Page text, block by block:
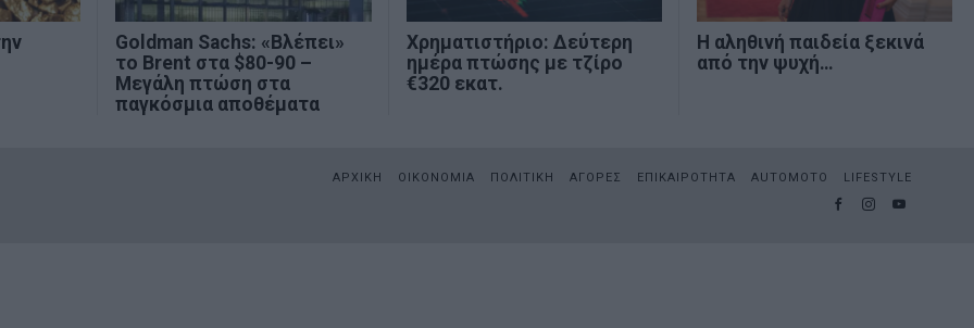
Goldman Sachs: «Βλέπει»
το Brent στα $80-90 –
Μεγάλη πτώση στα
παγκόσμια αποθέματα
Χρηματιστήριο: Δεύτερη
ημέρα πτώσης με τζίρο
€320 εκατ.
Η αληθινή παιδεία ξεκινά
από την ψυχή…
ΑΡΧΙΚΗ ΟΙΚΟΝΟΜΙΑ ΠΟΛΙΤΙΚΗ ΑΓΟΡΕΣ ΕΠΙΚΑΙΡΟΤΗΤΑ AUTOMOTO LIFESTYLE